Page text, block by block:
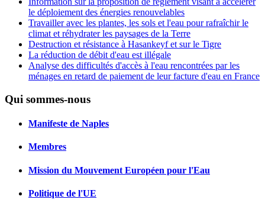
le déploiement des énergies renouvelables
Travailler avec les plantes, les sols et l'eau pour rafraîchir le
climat et réhydrater les paysages de la Terre
Destruction et résistance à Hasankeyf et sur le Tigre
La réduction de débit d'eau est illégale
Analyse des difficultés d'accès à l'eau rencontrées par les
ménages en retard de paiement de leur facture d'eau en France
Qui sommes-nous
Manifeste de Naples
Membres
Mission du Mouvement Européen pour l'Eau
Politique de l'UE